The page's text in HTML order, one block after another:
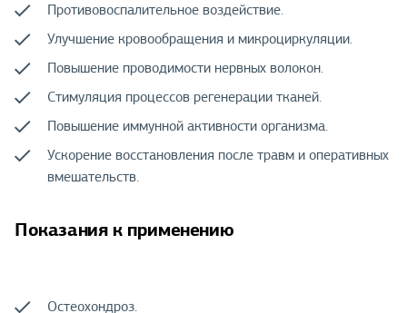
Противовоспалительное воздействие.
Улучшение кровообращения и микроциркуляции.
Повышение проводимости нервных волокон.
Стимуляция процессов регенерации тканей.
Повышение иммунной активности организма.
Ускорение восстановления после травм и оперативных
вмешательств.
Показания к применению
Остеохондроз.